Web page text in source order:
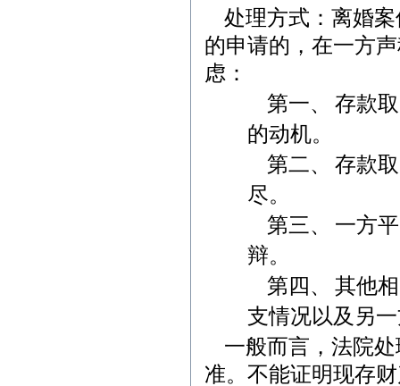
处理方式：离婚
的申请的，在一方
虑：
第一、
存款
的动机。
第二、
存款
尽。
第三、
一方
辩。
第四、
其他
支情况以及另
一般而言，法院
准。不能证明现存